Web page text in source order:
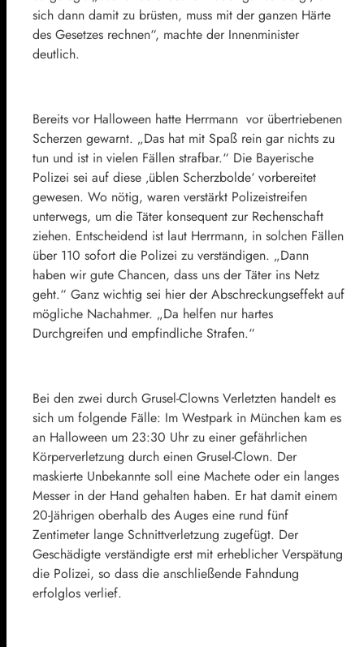
sich dann damit zu brüsten, muss mit der ganzen Härte
des Gesetzes rechnen“, machte der Innenminister
deutlich.
Bereits vor Halloween hatte Herrmann vor übertriebenen
Scherzen gewarnt. „Das hat mit Spaß rein gar nichts zu
tun und ist in vielen Fällen strafbar.“ Die Bayerische
Polizei sei auf diese ‚üblen Scherzbolde‘ vorbereitet
gewesen. Wo nötig, waren verstärkt Polizeistreifen
unterwegs, um die Täter konsequent zur Rechenschaft
ziehen. Entscheidend ist laut Herrmann, in solchen Fällen
über 110 sofort die Polizei zu verständigen. „Dann
haben wir gute Chancen, dass uns der Täter ins Netz
geht.“ Ganz wichtig sei hier der Abschreckungseffekt auf
mögliche Nachahmer. „Da helfen nur hartes
Durchgreifen und empfindliche Strafen.“
Bei den zwei durch Grusel-Clowns Verletzten handelt es
sich um folgende Fälle: Im Westpark in München kam es
an Halloween um 23:30 Uhr zu einer gefährlichen
Körperverletzung durch einen Grusel-Clown. Der
maskierte Unbekannte soll eine Machete oder ein langes
Messer in der Hand gehalten haben. Er hat damit einem
20-Jährigen oberhalb des Auges eine rund fünf
Zentimeter lange Schnittverletzung zugefügt. Der
Geschädigte verständigte erst mit erheblicher Verspätung
die Polizei, so dass die anschließende Fahndung
erfolglos verlief.